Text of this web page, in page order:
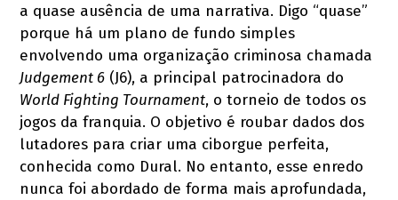
a quase ausência de uma narrativa. Digo “quase”
porque há um plano de fundo simples
envolvendo uma organização criminosa chamada
Judgement 6 (J6), a principal patrocinadora do
World Fighting Tournament, o torneio de todos os
jogos da franquia. O objetivo é roubar dados dos
lutadores para criar uma ciborgue perfeita,
conhecida como Dural. No entanto, esse enredo
nunca foi abordado de forma mais aprofundada,